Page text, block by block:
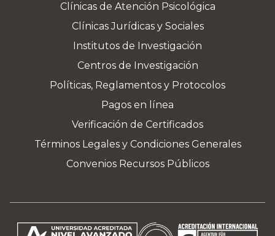
Clínicas de Atención Psicológica
Clínicas Jurídicas y Sociales
Institutos de Investigación
Centros de Investigación
Políticas, Reglamentos y Protocolos
Pagos en línea
Verificación de Certificados
Términos Legales y Condiciones Generales
Convenios Recursos Públicos